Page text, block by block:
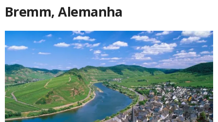
Bremm, Alemanha